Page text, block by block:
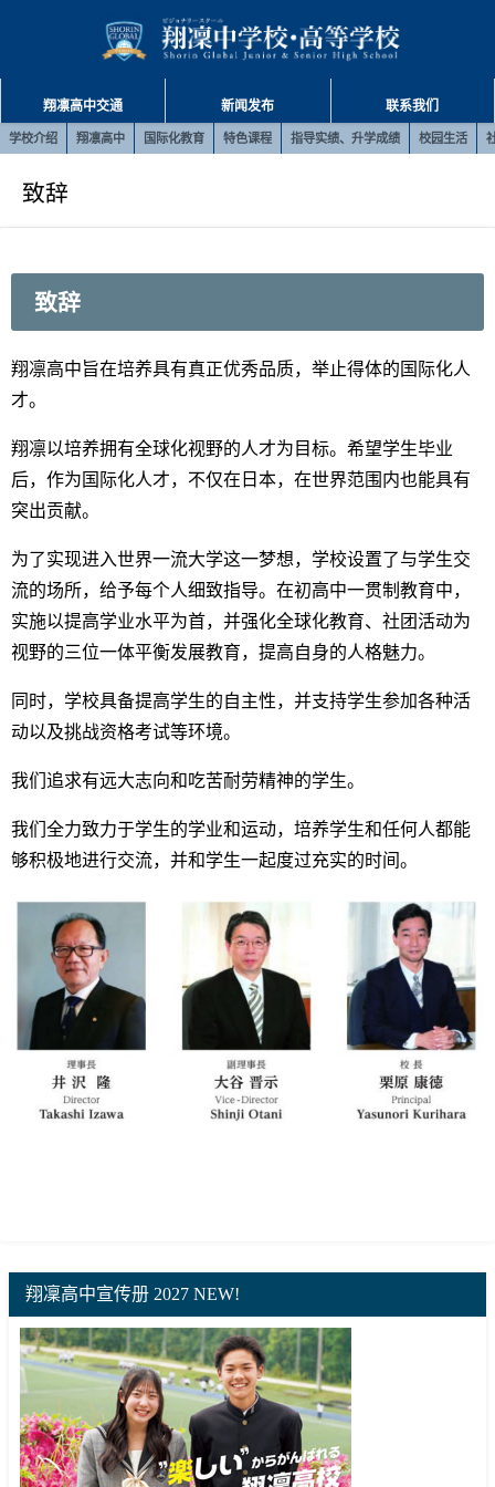
翔凛高中交通 新闻发布 联系我们
学校介绍 翔凛高中 国际化教育 特色课程 指导实绩、升学成绩 校园生活
致辞
致辞
翔凛高中旨在培养具有真正优秀品质，举止得体的国际化人
才。
翔凛以培养拥有全球化视野的人才为目标。希望学生毕业
后，作为国际化人才，不仅在日本，在世界范围内也能具有
突出贡献。
为了实现进入世界一流大学这一梦想，学校设置了与学生交
流的场所，给予每个人细致指导。在初高中一贯制教育中，
实施以提高学业水平为首，并强化全球化教育、社团活动为
视野的三位一体平衡发展教育，提高自身的人格魅力。
同时，学校具备提高学生的自主性，并支持学生参加各种活
动以及挑战资格考试等环境。
我们追求有远大志向和吃苦耐劳精神的学生。
我们全力致力于学生的学业和运动，培养学生和任何人都能
够积极地进行交流，并和学生一起度过充实的时间。
翔凜高中宣传册 2027 NEW!